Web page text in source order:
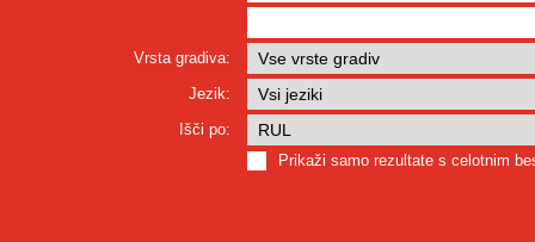
Vrsta gradiva:
Jezik:
Išči po:
Prikaži samo rezultate s celotnim